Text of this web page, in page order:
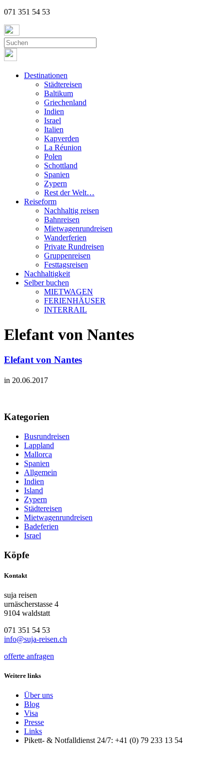
071 351 54 53
Destinationen
Städtereisen
Baltikum
Griechenland
Indien
Israel
Italien
Kapverden
La Réunion
Polen
Schottland
Spanien
Zypern
Rest der Welt…
Reiseform
Nachhaltig reisen
Bahnreisen
Mietwagenrundreisen
Wanderferien
Private Rundreisen
Gruppenreisen
Festtagsreisen
Nachhaltigkeit
Selber buchen
MIETWAGEN
FERIENHÄUSER
INTERRAIL
Elefant von Nantes
Elefant von Nantes
in 20.06.2017
Kategorien
Busrundreisen
Lappland
Mallorca
Spanien
Allgemein
Indien
Island
Zypern
Städtereisen
Mietwagenrundreisen
Badeferien
Israel
Köpfe
Kontakt
suja reisen
urnäscherstasse 4
9104 waldstatt
071 351 54 53
info@suja-reisen.ch
offerte anfragen
Weitere links
Über uns
Blog
Visa
Presse
Links
Pikett- & Notfalldienst 24/7: +41 (0) 79 233 13 54